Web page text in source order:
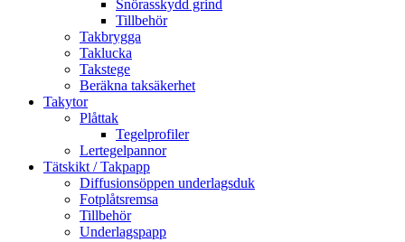
Snörasskydd grind
Tillbehör
Takbrygga
Taklucka
Takstege
Beräkna taksäkerhet
Takytor
Plåttak
Tegelprofiler
Lertegelpannor
Tätskikt / Takpapp
Diffusionsöppen underlagsduk
Fotplåtsremsa
Tillbehör
Underlagspapp